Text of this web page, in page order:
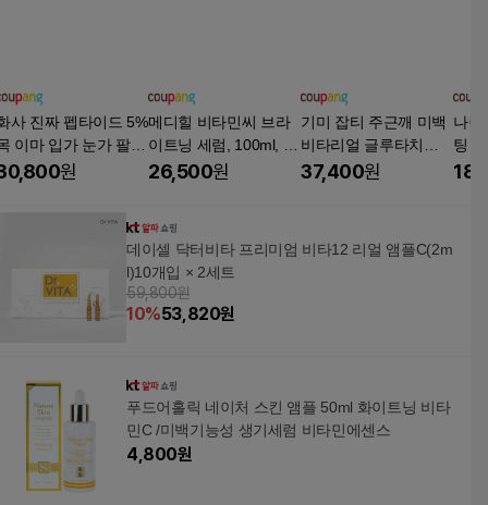
사 진짜 펩타이드 5%
이마 입가 눈가 팔자
간 6종 주름 개선 리
원
메디힐 비타민씨 브라
이트닝 세럼, 100ml, 1
개
26,500원
기미 잡티 주근깨 미백
비타리얼 글루타치온
앰플, 2개, 50ml
37,400원
나린
팅
앰플
데이셀 닥터비타 프리미엄 비타12 리얼 앰플C(2m
l)10개입 × 2세트
59,800원
10%53,820원
푸드어홀릭 네이처 스킨 앰플 50ml 화이트닝 비타
민C /미백기능성 생기세럼 비타민에센스
4,800원